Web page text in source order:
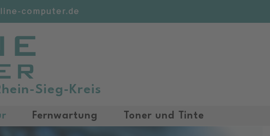
computer.de
Sieg-Kreis
Fernwartung Toner und Tinte